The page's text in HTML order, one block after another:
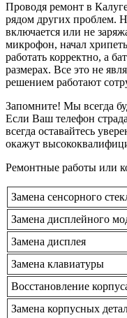
Проводя ремонт в
рядом других проблем.
включается или не
микрофон, начал
работать корректно, а
размерах. Все это не
решением работают
Запомните! Мы всегда
Если Ваш телефон
всегда оставайтесь
окажут
Ремонтные работы или
Замена сенсорного
Замена дисплейного
Замена дисплея
Замена клавиатуры
Восстановление
Замена корпусных